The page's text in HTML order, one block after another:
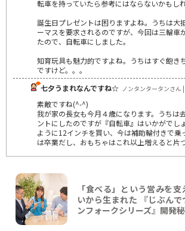
転車を持っていたら参考にはならないかもし
誕生日プレゼントは困りますよね。うちは大
ーマスを要求されるのですが、今回は三輪車
たので、自転車にしました。
知育玩具も魅力的ですよね。うちはすぐ飽き
ですけど。。。
七夕うまれなんですね☆ ノンタンタータンさ
素敵ですね(^-^)
我が家の長女も今月４歳になります。うちは
ントにしたのですが『自転車』はいかがでし
ように12インチを買い、今は補助輪付きで乗
は卒業だし、おもちゃはこれ以上増えると片
「食べる」という営みを
いから生まれた 『じぶん
ンフォークシリーズ』開発